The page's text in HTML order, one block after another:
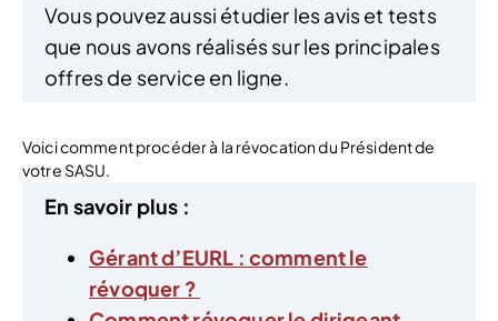
Vous pouvez aussi étudier les avis et tests
que nous avons réalisés sur les principales
offres de service en ligne.
Voici comment procéder à la révocation du Président de
votre SASU.
En savoir plus :
Gérant d’EURL : comment le
révoquer ?